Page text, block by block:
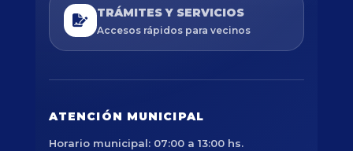
TRÁMITES Y SERVICIOS
Accesos rápidos para vecinos
ATENCIÓN MUNICIPAL
Horario municipal: 07:00 a 13:00 hs.